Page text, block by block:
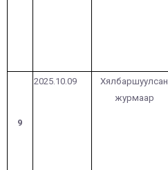
9
2025.10.09
Хялбаршуулсан
журмаар